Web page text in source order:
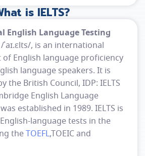
is IELTS?
English Language Testing
/ˈaɪ.ɛlts/, is an international
English language proficiency
language speakers. It is
the British Council, IDP: IELTS
English Language
established in 1989. IELTS is
language tests in the
theTOEFL,TOEIC and